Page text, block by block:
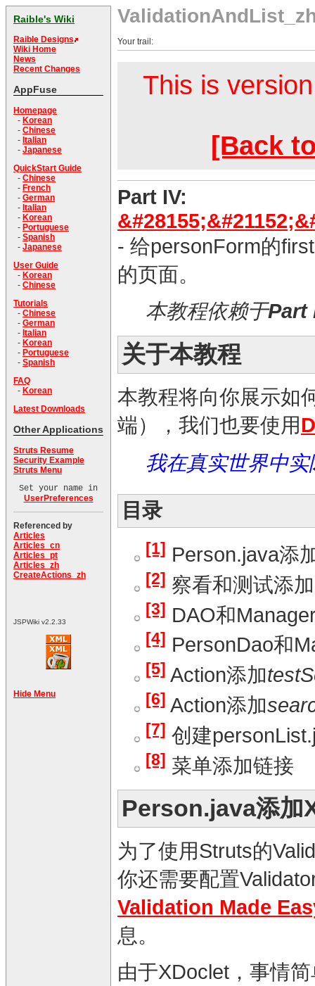
Raible's Wiki
Raible Designs
Wiki Home
News
Recent Changes
AppFuse
Homepage
- Korean
- Chinese
- Italian
- Japanese
QuickStart Guide
- Chinese
- French
- German
- Italian
- Korean
- Portuguese
- Spanish
- Japanese
User Guide
- Korean
- Chinese
Tutorials
- Chinese
- German
- Italian
- Korean
- Portuguese
- Spanish
FAQ
- Korean
Latest Downloads
Other Applications
Struts Resume
Security Example
Struts Menu
Set your name in
UserPreferences
Referenced by
Articles
Articles_cn
Articles_pt
Articles_zh
CreateActions_zh
JSPWiki v2.2.33
Hide Menu
Your trail:
This is
[Back
Part IV:
- 给personForm的
的页面。
本教程依赖于Part
关于本教程
本教程将向你展示如
端），我们也要使用
我在真实世界中
目录
[1] Person.java添
[2] 察看和测试添
[3] DAO和
[4] PersonDao和
[5] Action添加
[6] Action添加
[7] 创建
[8] 菜单添加链接
Person.java添加
为了使用Struts的
你还需要配置
Validation Made
息。
由于XDoclet，事情